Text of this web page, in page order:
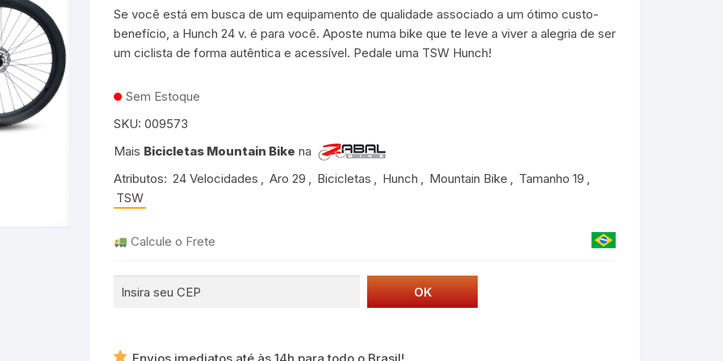
Bicicletas Aro 24 para
Meninas
Bicicletas Aro 20 para
Meninos
17″ ou 18″
19″ ou 20″
21″ ou 22″
29
Cross Country
50 a 53cm
53 a 56cm
56 a 59cm
26
27.5
e ShortsMochilas de Hidratação
Taco de Pedal
Transportador
Groove
TSW
Rava
Shimano
HB
Se você está em busca de um equipamento de qualidade associado a um ótimo custo-
benefício, a Hunch 24 v. é para você. Aposte numa bike que te leve a viver a alegria de ser
um ciclista de forma autêntica e acessível. Pedale uma TSW Hunch!
Sem Estoque
SKU: 009573
Mais Bicicletas Mountain Bike na
Atributos: 24 Velocidades , Aro 29 , Bicicletas , Hunch , Mountain Bike , Tamanho 19 ,
TSW
Calcule o Frete